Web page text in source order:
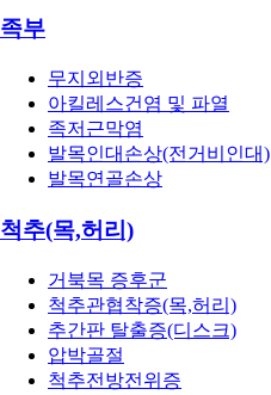
족부
무지외반증
아킬레스건염 및 파열
족저근막염
발목인대손상(전거비인대)
발목연골손상
척추(목,허리)
거북목 증후군
척추관협착증(목,허리)
추간판 탈출증(디스크)
압박골절
척추전방전위증